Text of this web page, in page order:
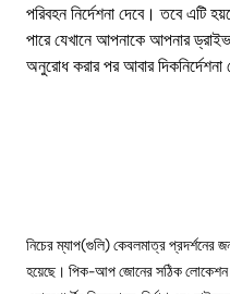
পরিবহন নির্দেশনা দেবে। তবে এটি
পারে যেখানে আপনাকে আপনার
অনুরোধ করার পর আবার দিকনির্দেশনা
নিচের ম্যাপ(গুলি) কেবলমাত্র
হয়েছে। পিক-আপ জোনের সঠিক লোকেশন